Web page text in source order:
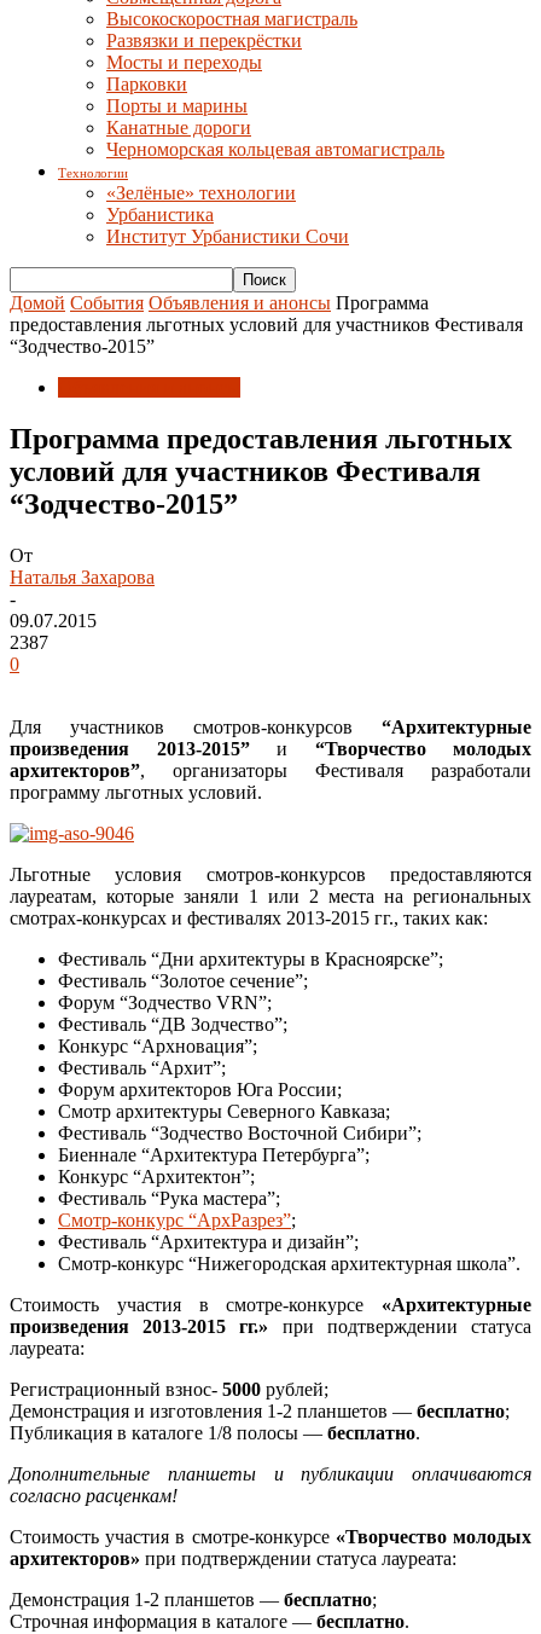
Высокоскоростная магистраль
Развязки и перекрёстки
Мосты и переходы
Парковки
Порты и марины
Канатные дороги
Черноморская кольцевая автомагистраль
Технологии
«Зелёные» технологии
Урбанистика
Институт Урбанистики Сочи
Домой События Объявления и анонсы Программа
предоставления льготных условий для участников Фестиваля
“Зодчество-2015”
Программа предоставления льготных
условий для участников Фестиваля
“Зодчество-2015”
От
Наталья Захарова
-
09.07.2015
2387
0
Для участников смотров-конкурсов “Архитектурные
произведения 2013-2015”и “Творчество молодых
архитекторов”, организаторы Фестиваля разработали
программу льготных условий.
Льготные условия смотров-конкурсов предоставляются
лауреатам, которые заняли 1 или 2 места на региональных
смотрах-конкурсах и фестивалях 2013-2015 гг., таких как:
Фестиваль “Дни архитектуры в Красноярске”;
Фестиваль “Золотое сечение”;
Форум “Зодчество VRN”;
Фестиваль “ДВ Зодчество”;
Конкурс “Архновация”;
Фестиваль “Архит”;
Форум архитекторов Юга России;
Смотр архитектуры Северного Кавказа;
Фестиваль “Зодчество Восточной Сибири”;
Биеннале “Архитектура Петербурга”;
Конкурс “Архитектон”;
Фестиваль “Рука мастера”;
Смотр-конкурс “АрхРазрез”;
Фестиваль “Архитектура и дизайн”;
Смотр-конкурс “Нижегородская архитектурная школа”.
Стоимость участия в смотре-конкурсе «Архитектурные
произведения 2013-2015 гг.» при подтверждении статуса
лауреата:
Регистрационный взнос- 5000 рублей;
Демонстрация и изготовления 1-2 планшетов — бесплатно;
Публикация в каталоге 1/8 полосы — бесплатно.
Дополнительные планшеты и публикации оплачиваются
согласно расценкам!
Стоимость участия в смотре-конкурсе «Творчество молодых
архитекторов» при подтверждении статуса лауреата:
Демонстрация 1-2 планшетов — бесплатно;
Строчная информация в каталоге — бесплатно.